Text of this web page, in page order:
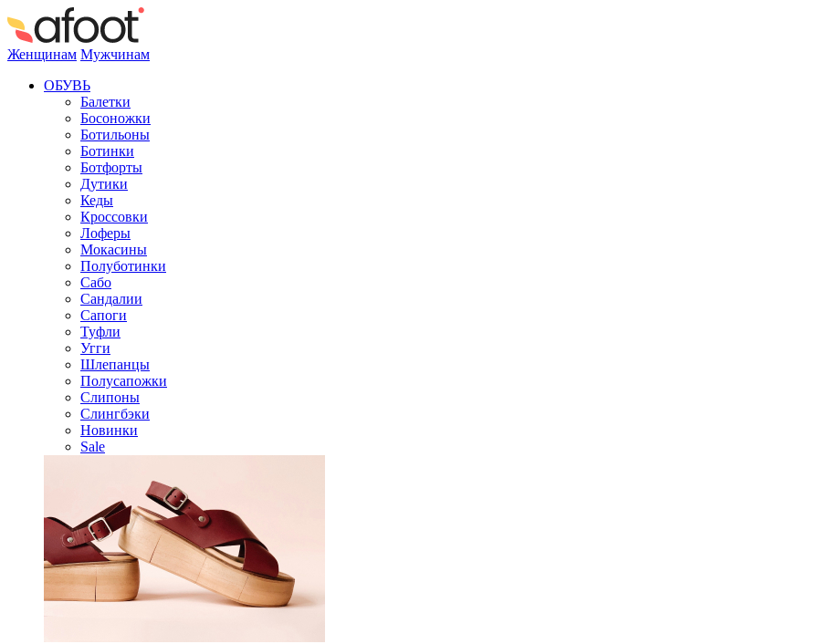
Женщинам Мужчинам
ОБУВЬ
Балетки
Босоножки
Ботильоны
Ботинки
Ботфорты
Дутики
Кеды
Кроссовки
Лоферы
Мокасины
Полуботинки
Сабо
Сандалии
Сапоги
Туфли
Угги
Шлепанцы
Полусапожки
Слипоны
Слингбэки
Новинки
Sale